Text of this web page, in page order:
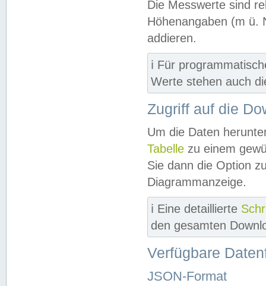
Die Messwerte sind
Höhenangaben (m ü.
addieren.
ℹ️ Für
Werte stehen auch
Zugriff auf die
Um die Daten
Tabelle zu einem
Sie dann die Option
Diagrammanzeige.
ℹ️ Eine detaillierte
den gesamten
Verfügbare
JSON-Format